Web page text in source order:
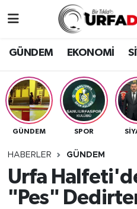
GÜNDEM EKONOMİ
GÜNDEM SPOR
HABERLER GÜNDEM
Urfa
"Pes"
EKONOMİ
SİYASET
SPOR
SAĞLIK
Gizlilik ve Güvenlik
İletişim
Nöbetçi Eczaneler
Hava Durumu
Namaz Vakitleri
Trafik Durumu
Süper Lig Puan
Tüm Manşetler